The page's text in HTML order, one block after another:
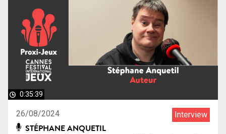
0:35:39
26/08/2024 Interview
STÉPHANE ANQUETIL